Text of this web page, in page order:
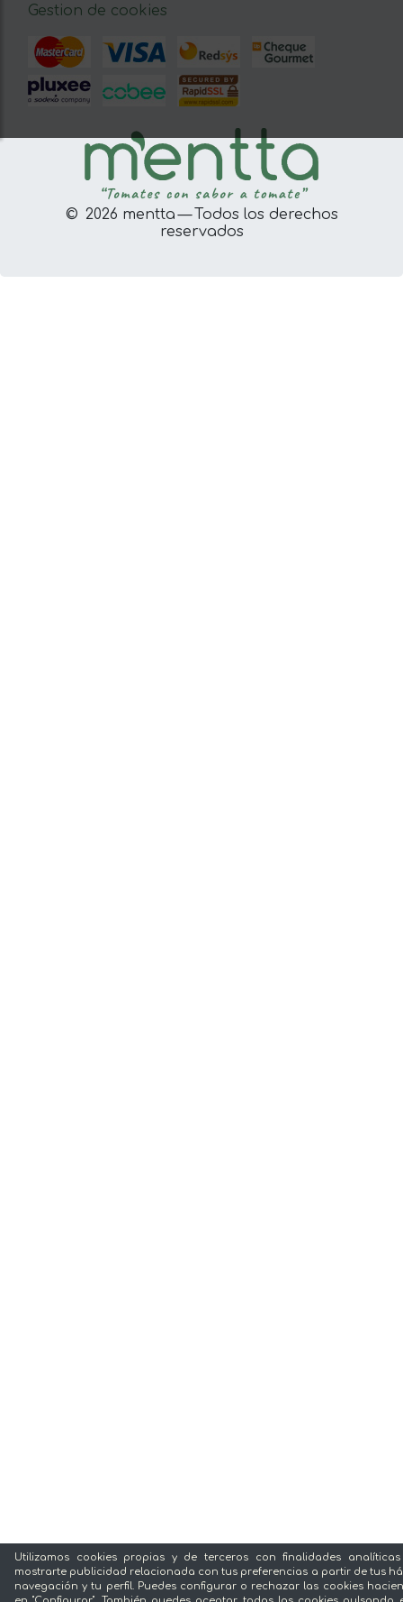
Gestion de cookies
© 2026 mentta — Todos los derechos
reservados
Utilizamos cookies propias y de terceros con finalidades
mostrarte publicidad relacionada con tus preferencias a partir de tus
navegación y tu perfil. Puedes configurar o rechazar las cookies